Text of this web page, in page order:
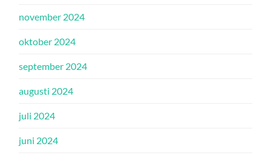
november 2024
oktober 2024
september 2024
augusti 2024
juli 2024
juni 2024